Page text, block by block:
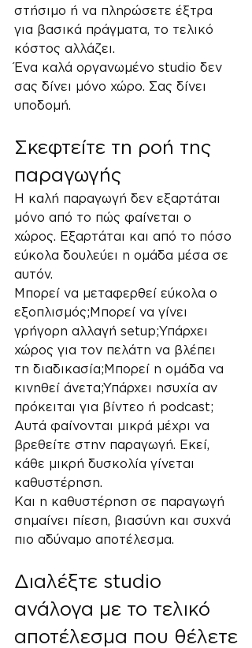
στήσιμο ή να πληρώσετε έξτρα
για βασικά πράγματα, το τελικό
κόστος αλλάζει.
Ένα καλά οργανωμένο studio δεν
σας δίνει μόνο χώρο. Σας δίνει
υποδομή.
Σκεφτείτε τη ροή της
παραγωγής
Η καλή παραγωγή δεν εξαρτάται
μόνο από το πώς φαίνεται ο
χώρος. Εξαρτάται και από το πόσο
εύκολα δουλεύει η ομάδα μέσα σε
αυτόν.
Μπορεί να μεταφερθεί εύκολα ο
εξοπλισμός;Μπορεί να γίνει
γρήγορη αλλαγή setup;Υπάρχει
χώρος για τον πελάτη να βλέπει
τη διαδικασία;Μπορεί η ομάδα να
κινηθεί άνετα;Υπάρχει ησυχία αν
πρόκειται για βίντεο ή podcast;
Αυτά φαίνονται μικρά μέχρι να
βρεθείτε στην παραγωγή. Εκεί,
κάθε μικρή δυσκολία γίνεται
καθυστέρηση.
Και η καθυστέρηση σε παραγωγή
σημαίνει πίεση, βιασύνη και συχνά
πιο αδύναμο αποτέλεσμα.
Διαλέξτε studio
ανάλογα με το τελικό
αποτέλεσμα που θέλετε